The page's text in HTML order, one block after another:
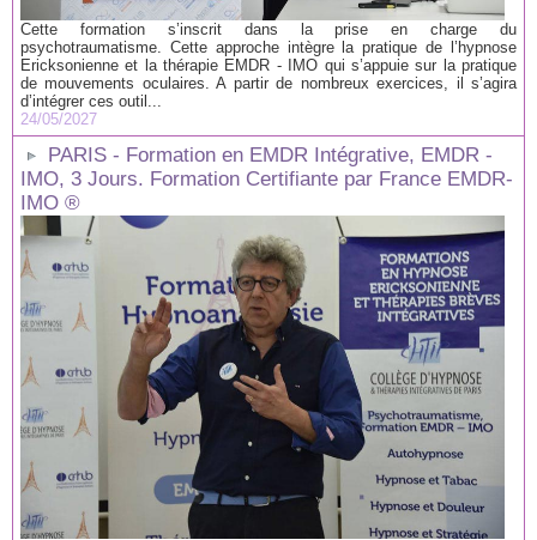
Cette formation s’inscrit dans la prise en charge du
psychotraumatisme. Cette approche intègre la pratique de l’hypnose
Ericksonienne et la thérapie EMDR - IMO qui s’appuie sur la pratique
de mouvements oculaires. A partir de nombreux exercices, il s’agira
d’intégrer ces outil...
24/05/2027
PARIS - Formation en EMDR Intégrative, EMDR -
IMO, 3 Jours. Formation Certifiante par France EMDR-
IMO ®